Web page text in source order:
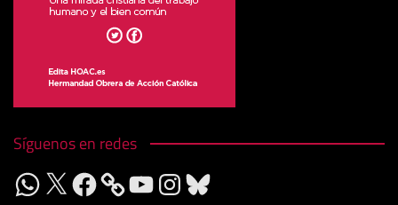
Síguenos en redes
WhatsApp
X Facebook YouTubeInstagram
Bluesky